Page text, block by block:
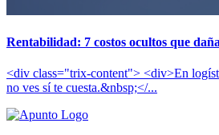
Rentabilidad: 7 costos ocultos que
<div class="trix-content"> <div>En
no ves sí te cuesta.&nbsp;</...